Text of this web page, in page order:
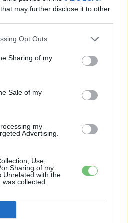
that may further disclose it to other
Opt Outs
Sharing of my
Sale of my
my
Advertising.
Use,
Sharing of my
Unrelated with the
collected.
TÖBB A SZERZŐTŐL
szabadalommal készül a
– kiderült az ár és a
a régi árazás a magyar
hálózaton